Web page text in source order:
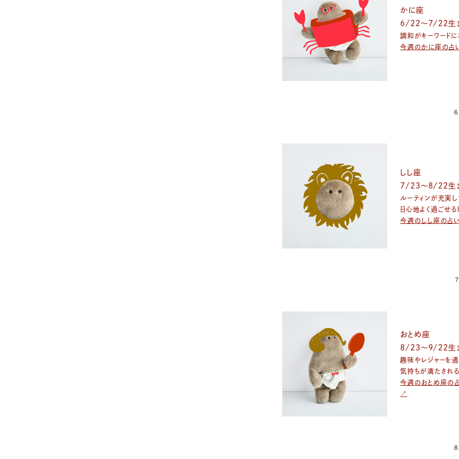
かに座
6/22～7/22生
調和がキーワードに
今週のかに座の占
しし座
7/23〜8/22生
ルーティンが充実し
日心地よく過ごせる
今週のしし座の占
おとめ座
8/23〜9/22生
趣味やレジャーを
気持ちが満たされる
今週のおとめ座の
↗